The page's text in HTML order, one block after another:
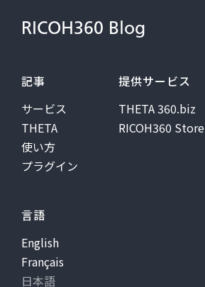
RICOH360 Blog
記事
サービス
THETA
使い方
プラグイン
提供サービス
THETA 360.biz
RICOH360 Store
言語
English
Français
日本語